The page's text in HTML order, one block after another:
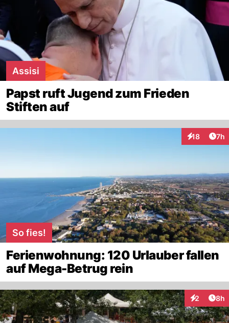
Assisi
Papst ruft Jugend zum Frieden
Stiften auf
18 7h
So fies!
Ferienwohnung: 120 Urlauber fallen
auf Mega-Betrug rein
2 8h